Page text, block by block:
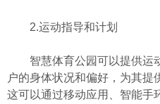
2.运动指导和计划
智慧体育公园可以提供运
户的身体状况和偏好，为其提
这可以通过移动应用、智能手